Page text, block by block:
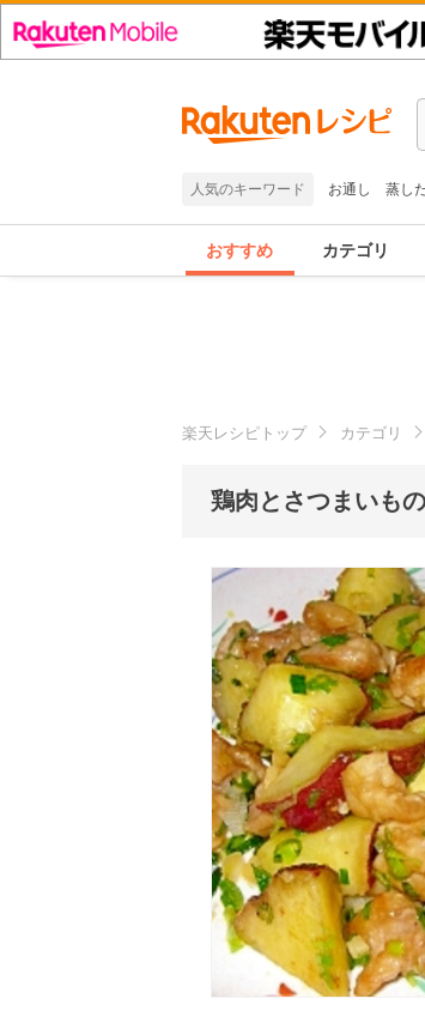
人気のキーワード お通し 蒸し
おすすめ カテゴリ
楽天レシピトップ カテゴリ
鶏肉とさつまいも